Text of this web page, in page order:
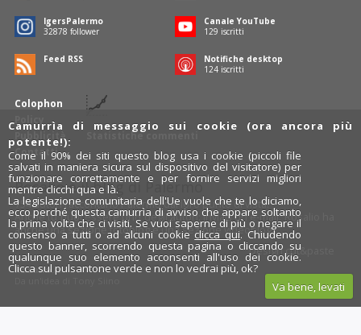
Colophon
Policy
Pubblicità
Contatti
Statistiche commenti
IgersPalermo
33546 follower
Canale YouTube
132 iscritti
Feed RSS
Notifiche desktop
126iscritti
Rosalio è il blog di Palermo
754 autoriraccontano Palermo dal loro punto di vista.
Anche tu puoi essere uno degli autori: inviaci un' e-mail. Rosalio ha
anche una sezionefotobloge una sezionevideoblog.
Designcut&paste
Rosalio.it
x
Instagram
Camurrìa di messaggio sui cookie (ora ancora più
potente!):
Come il 90% dei siti questo blog usa i cookie (piccoli file
salvati in maniera sicura sul dispositivo del visitatore) per
funzionare correttamente e per fornire servizi migliori
mentre clicchi qua e là.
La legislazione comunitaria dell'Ue vuole che te lo diciamo,
ecco perché questa camurrìa di avviso che appare soltanto
la prima volta che ci visiti. Se vuoi saperne di più o negare il
consenso a tutti o ad alcuni cookie clicca qui. Chiudendo
questo banner, scorrendo questa pagina o cliccando su
qualunque suo elemento acconsenti all'uso dei cookie.
Clicca sul pulsantone verde e non lo vedrai più, ok?
Va bene, levati